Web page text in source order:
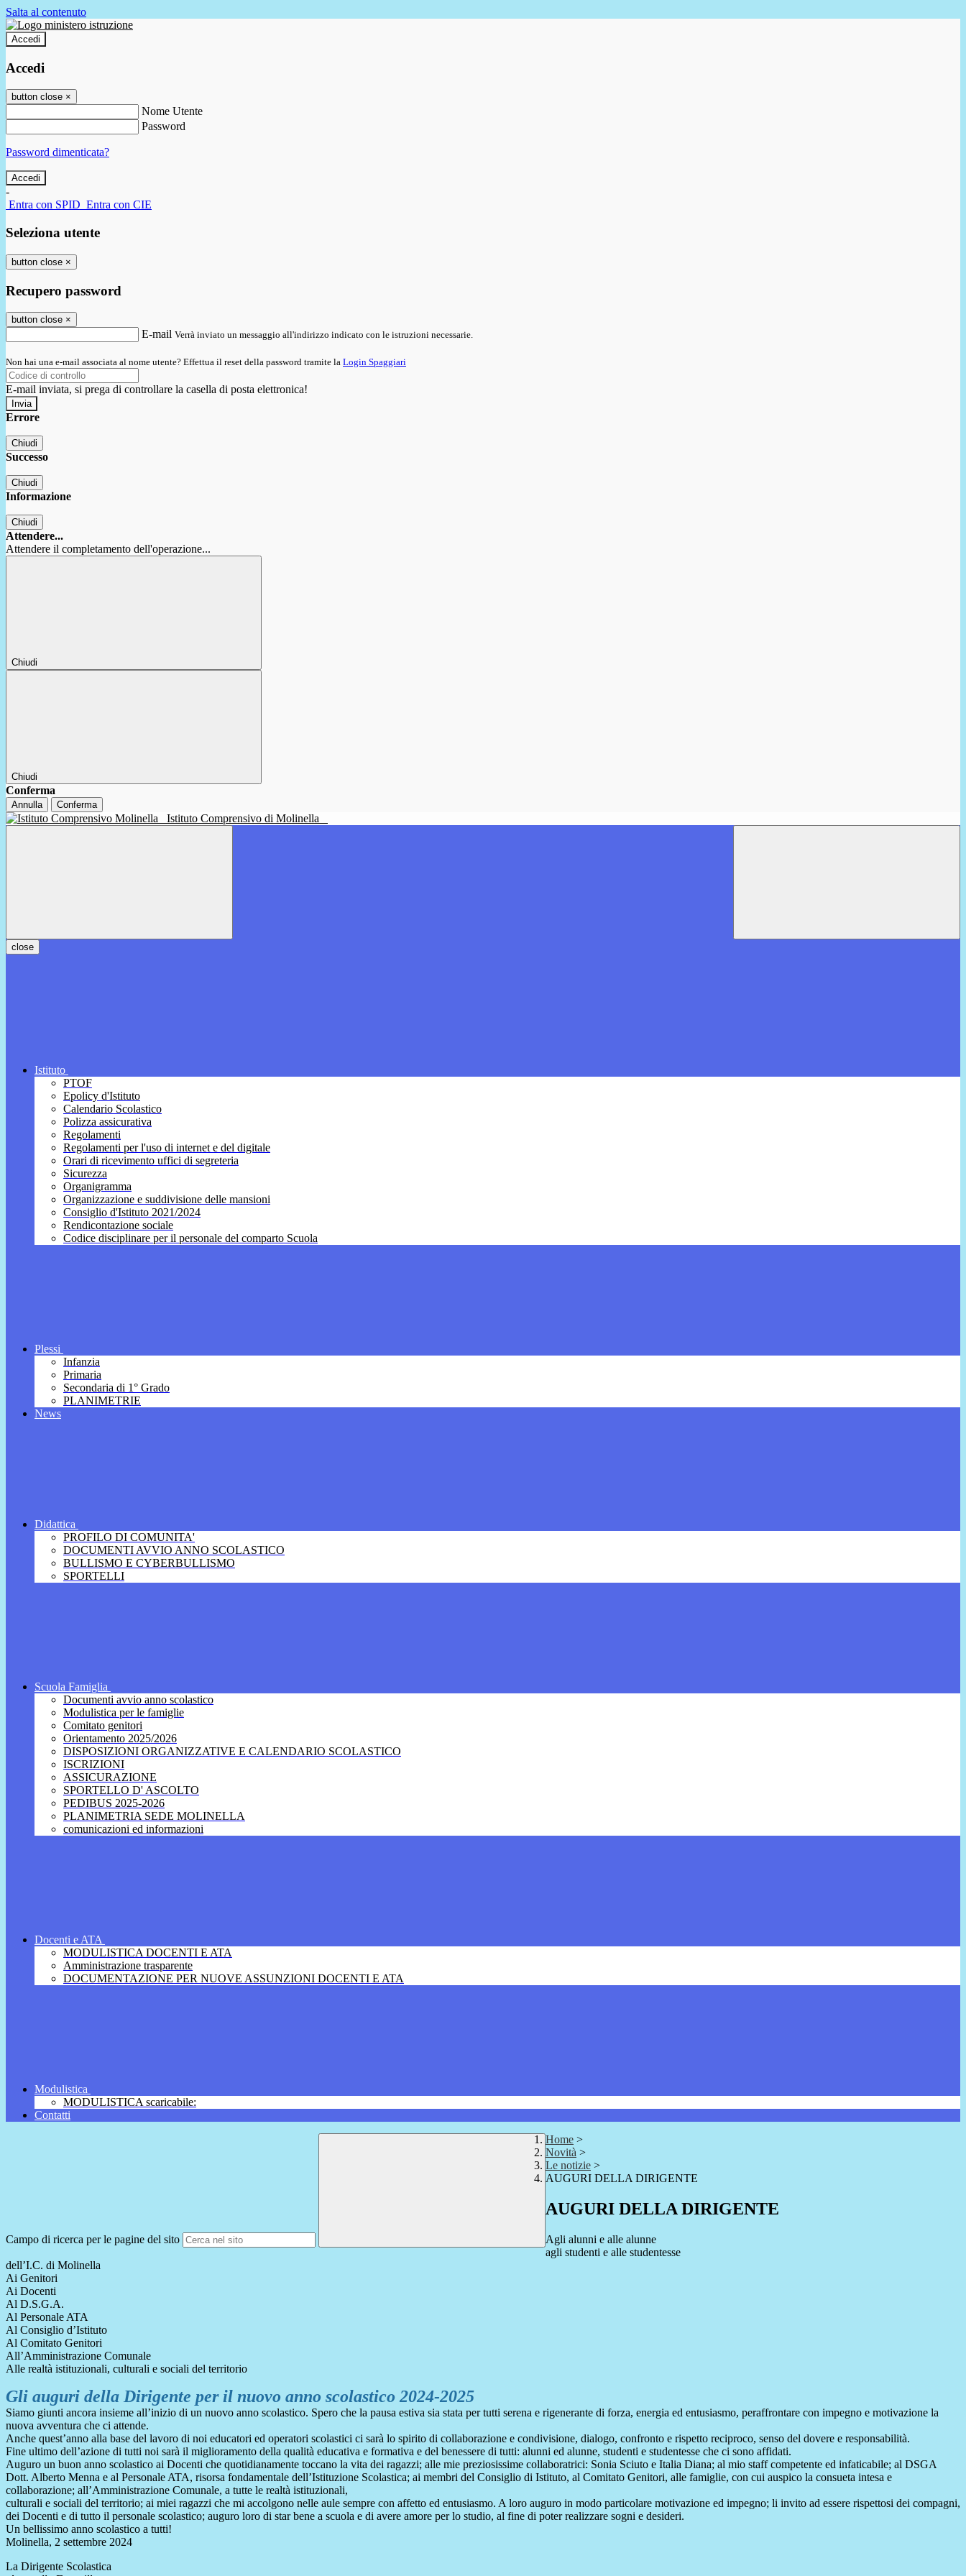
Salta al contenuto
Accedi
Accedi
button close ×
Nome Utente
Password
Password dimenticata?
-
Entra con SPID Entra con CIE
Seleziona utente
button close ×
Recupero password
button close ×
E-mail Verrà inviato un messaggio all'indirizzo indicato con le istruzioni necessarie.
Non hai una e-mail associata al nome utente? Effettua il reset della password tramite la Login Spaggiari
E-mail inviata, si prega di controllare la casella di posta elettronica!
Errore
Chiudi
Successo
Chiudi
Informazione
Chiudi
Attendere...
Attendere il completamento dell'operazione...
Chiudi
Chiudi
Conferma
Annulla Conferma
Istituto Comprensivo di Molinella
close
Istituto
PTOF
Epolicy d'Istituto
Calendario Scolastico
Polizza assicurativa
Regolamenti
Regolamenti per l'uso di internet e del digitale
Orari di ricevimento uffici di segreteria
Sicurezza
Organigramma
Organizzazione e suddivisione delle mansioni
Consiglio d'Istituto 2021/2024
Rendicontazione sociale
Codice disciplinare per il personale del comparto Scuola
Plessi
Infanzia
Primaria
Secondaria di 1° Grado
PLANIMETRIE
News
Didattica
PROFILO DI COMUNITA'
DOCUMENTI AVVIO ANNO SCOLASTICO
BULLISMO E CYBERBULLISMO
SPORTELLI
Scuola Famiglia
Documenti avvio anno scolastico
Modulistica per le famiglie
Comitato genitori
Orientamento 2025/2026
DISPOSIZIONI ORGANIZZATIVE E CALENDARIO SCOLASTICO
ISCRIZIONI
ASSICURAZIONE
SPORTELLO D' ASCOLTO
PEDIBUS 2025-2026
PLANIMETRIA SEDE MOLINELLA
comunicazioni ed informazioni
Docenti e ATA
MODULISTICA DOCENTI E ATA
Amministrazione trasparente
DOCUMENTAZIONE PER NUOVE ASSUNZIONI DOCENTI E ATA
Modulistica
MODULISTICA scaricabile:
Contatti
Campo di ricerca per le pagine del sito
Home >
Novità >
Le notizie >
AUGURI DELLA DIRIGENTE
AUGURI DELLA DIRIGENTE
Agli alunni e alle alunne
agli studenti e alle studentesse
dell’I.C. di Molinella
Ai Genitori
Ai Docenti
Al D.S.G.A.
Al Personale ATA
Al Consiglio d’Istituto
Al Comitato Genitori
All’Amministrazione Comunale
Alle realtà istituzionali, culturali e sociali del territorio
Gli auguri della Dirigente per il nuovo anno scolastico 2024-2025
Siamo giunti ancora insieme all’inizio di un nuovo anno scolastico. Spero che la pausa estiva sia stata per tutti serena e rigenerante di forza, energia ed entusiasmo, peraffrontare con impegno e motivazione la
nuova avventura che ci attende.
Anche quest’anno alla base del lavoro di noi educatori ed operatori scolastici ci sarà lo spirito di collaborazione e condivisione, dialogo, confronto e rispetto reciproco, senso del dovere e responsabilità.
Fine ultimo dell’azione di tutti noi sarà il miglioramento della qualità educativa e formativa e del benessere di tutti: alunni ed alunne, studenti e studentesse che ci sono affidati.
Auguro un buon anno scolastico ai Docenti che quotidianamente toccano la vita dei ragazzi; alle mie preziosissime collaboratrici: Sonia Sciuto e Italia Diana; al mio staff competente ed infaticabile; al DSGA
Dott. Alberto Menna e al Personale ATA, risorsa fondamentale dell’Istituzione Scolastica; ai membri del Consiglio di Istituto, al Comitato Genitori, alle famiglie, con cui auspico la consueta intesa e
collaborazione; all’Amministrazione Comunale, a tutte le realtà istituzionali,
culturali e sociali del territorio; ai miei ragazzi che mi accolgono nelle aule sempre con affetto ed entusiasmo. A loro auguro in modo particolare motivazione ed impegno; li invito ad essere rispettosi dei compagni,
dei Docenti e di tutto il personale scolastico; auguro loro di star bene a scuola e di avere amore per lo studio, al fine di poter realizzare sogni e desideri.
Un bellissimo anno scolastico a tutti!
Molinella, 2 settembre 2024
La Dirigente Scolastica